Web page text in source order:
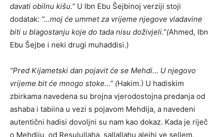
davati obilnu kišu.” U Ibn Ebu Šejbinoj verziji stoji
dodatak: “…moj će ummet za vrijeme njegove vladavine
biti u blagostanju koje do tada nisu doživjeli.”(Ahmed, Ibn
Ebu Šejbe i neki drugi muhaddisi.)
“Pred Kijametski dan pojavit će se Mehdi… U njegovo
vrijeme bit će mnogo stoke…” (Hakim.) U hadiskim
zbirkama navedena su brojna vjerodostojna predanja od
ashaba i tabiina u vezi s pojavom Mehdija, a navedeni
autentični hadisi dovoljni su nam kao dokaz. Kada je riječ
o Mehdiju, od Resulullaha, sallallahu alejhi ve sellem,